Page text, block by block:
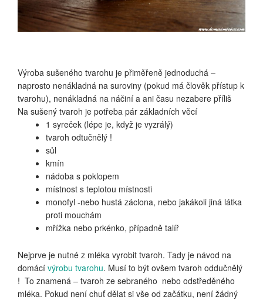
Výroba sušeného tvarohu je přiměřeně jednoduchá –
naprosto nenákladná na suroviny (pokud má člověk přístup k
tvarohu), nenákladná na náčiní a ani času nezabere příliš
Na sušený tvaroh je potřeba pár základních věcí
1 syreček (lépe je, když je vyzrálý)
tvaroh odtučnělý !
sůl
kmín
nádoba s poklopem
místnost s teplotou místnosti
monofyl -nebo hustá záclona, nebo jakákoli jiná látka
proti mouchám
mřížka nebo prkénko, případně talíř
Nejprve je nutné z mléka vyrobit tvaroh. Tady je návod na
domácí výrobu tvarohu. Musí to být ovšem tvaroh oddučnělý
! To znamená – tvaroh ze sebraného nebo odstředěného
mléka. Pokud není chuť dělat si vše od začátku, není žádný